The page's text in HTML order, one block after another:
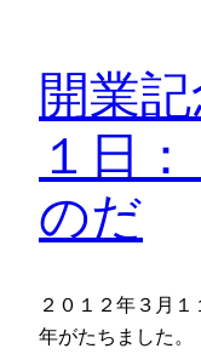
開業
１日
のだ
２０１２年３月
年がたちました